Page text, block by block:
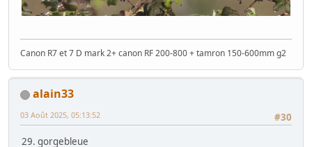
Canon R7 et 7 D mark 2+ canon RF 200-800 + tamron 150-600mm g2
alain33
#30
03 Août 2025, 05:13:52
29. gorgebleue